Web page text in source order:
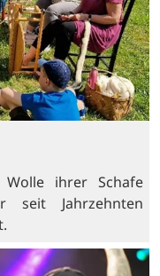
ihrer Schafe
seit Jahrzehnten